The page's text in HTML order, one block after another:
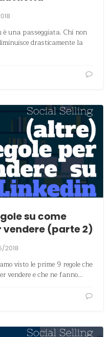
è una passeggiata. Chi non
drasticamente la
su come
vendere (parte 2)
2018
visto le prime 9 regole che
vendere e che ne fanno…